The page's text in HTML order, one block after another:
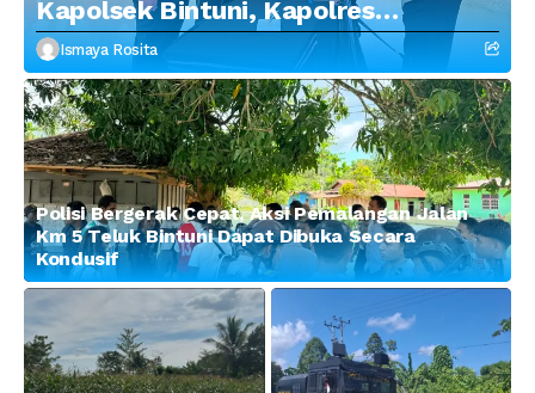
Kapolsek Bintuni, Kapolres
Tekankan Profesionalisme dan
Penguatan Sinergitas
Ismaya Rosita
Polisi Bergerak Cepat, Aksi Pemalangan Jalan
Km 5 Teluk Bintuni Dapat Dibuka Secara
Kondusif